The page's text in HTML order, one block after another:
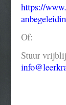
https://
Of:
Stuur